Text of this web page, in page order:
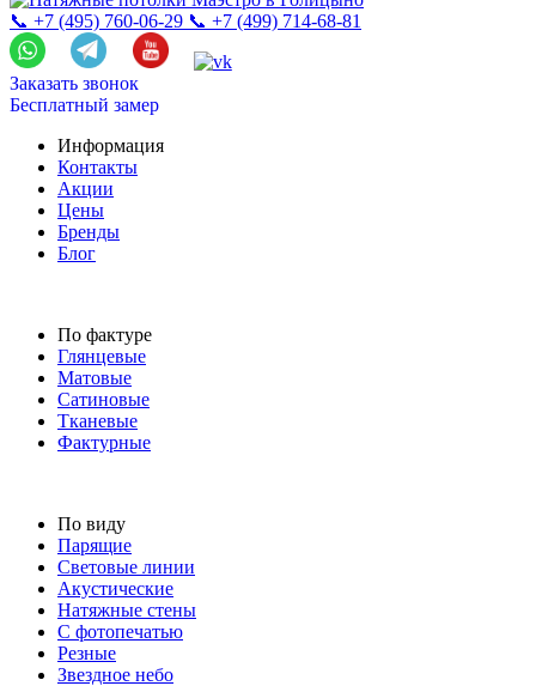
📞 +7 (495) 760-06-29 📞 +7 (499) 714-68-81
Заказать звонок
Бесплатный замер
Информация
Контакты
Акции
Цены
Бренды
Блог
По фактуре
Глянцевые
Матовые
Сатиновые
Тканевые
Фактурные
По виду
Парящие
Световые линии
Акустические
Натяжные стены
С фотопечатью
Резные
Звездное небо